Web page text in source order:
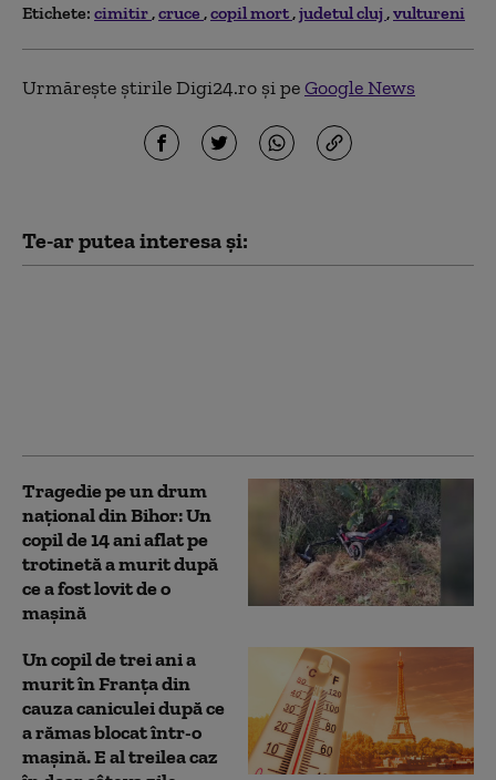
Etichete: cimitir cruce copil mort judetul cluj vultureni
Urmărește știrile Digi24.ro și peGoogle News
Te-ar putea interesa și:
Tragedie pe un drum
național din Bihor: Un
copil de 14 ani aflat pe
trotinetă a murit după
ce a fost lovit de o
mașină
Un copil de trei ani a
murit în Franța din
cauza caniculei după ce
a rămas blocat într-o
mașină. E al treilea caz